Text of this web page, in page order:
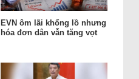
EVN ôm lãi khổng lồ nhưng
hóa đơn dân vẫn tăng vọt